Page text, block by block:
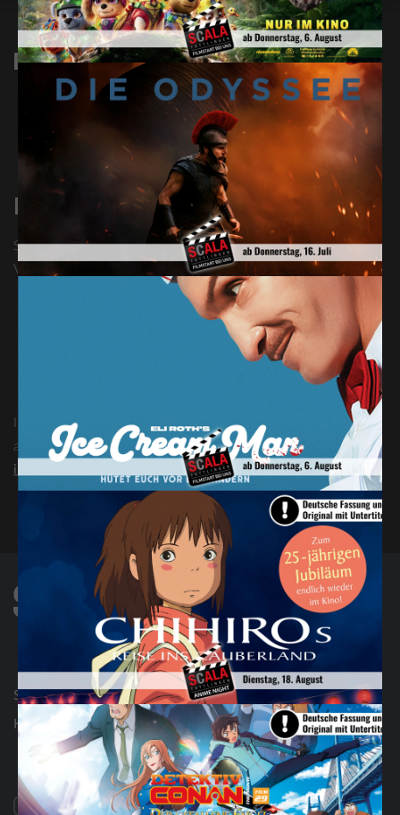
Das perfekte Geschenk
Gutscheine online bestellen
Gutscheine direkt an der Kinokasse kaufen
MovieCard
Sichern Sie sich mit unserer Kundenkarte viele individuelle
Vorteile:
einfacher Kartenkauf im Internet
Bargeldloser Kinogenuss: von der Eintrittskarte bis zur
Informationen, Beratung und Preise erhalten Sie bei uns im Kino
an der Kasse oder unter:
info@scala-tuttlingen.de
Seniorenkino Geschenkideen
Kontakt AGB & FAQ Impressum